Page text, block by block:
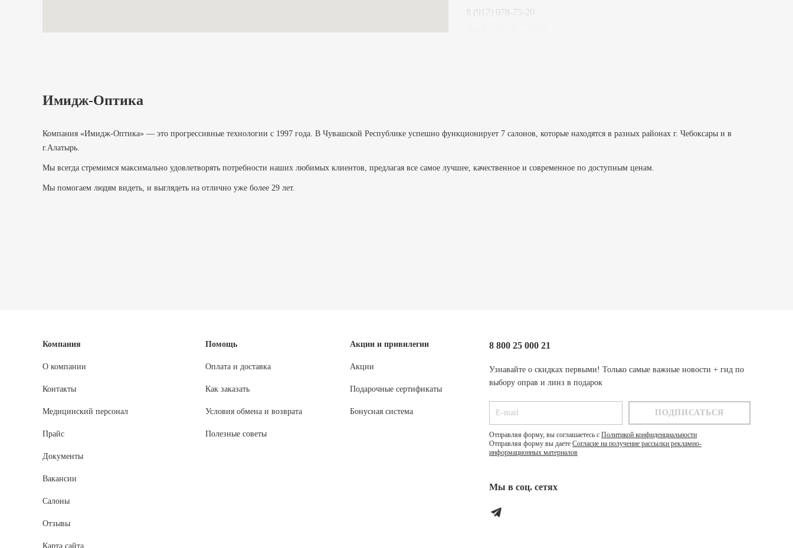
8 (917) 078-75-20
8 (917) 078-75-24
Имидж-Оптика
Компания «Имидж-Оптика» — это прогрессивные технологии с 1997 года. В Чувашской Республике успешно функционирует 7 салонов, которые находятся в разных районах г. Чебоксары и в
г.Алатырь.
Мы всегда стремимся максимально удовлетворять потребности наших любимых клиентов, предлагая все самое лучшее, качественное и современное по доступным ценам.
Мы помогаем людям видеть, и выглядеть на отлично уже более 29 лет.
Компания
О компании
Контакты
Медицинский персонал
Прайс
Документы
Вакансии
Салоны
Отзывы
Карта сайта
Помощь
Оплата и доставка
Как заказать
Условия обмена и возврата
Полезные советы
Акции и привилегии
Акции
Подарочные сертификаты
Бонусная система
Мы в соц. cетях
8 800 25 000 21
Узнавайте о скидках первыми! Только самые важные новости + гид по
выбору оправ и линз в подарок
Отправляя форму, вы соглашаетесь с Политикой конфиденциальности
Отправляя форму вы даете Согласие на получение рассылки рекламно-
информационных материалов